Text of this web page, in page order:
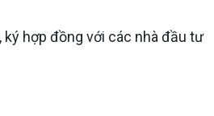
ký hợp đồng với các nhà đầu tư